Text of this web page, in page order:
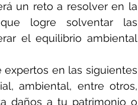
un reto a resolver en la
logre solventar las
el equilibrio ambiental
expertos en las siguientes
ambiental, entre otros,
daños a tu patrimonio o